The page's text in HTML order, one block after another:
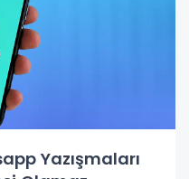
Yazışmaları